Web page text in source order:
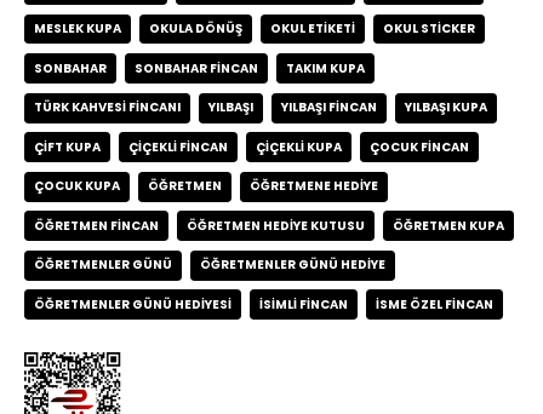
MESLEK KUPA OKULA DÖNÜŞ OKUL ETIKETI OKUL STICKER
SONBAHAR SONBAHAR FINCAN TAKIM KUPA
TÜRK KAHVESI FINCANI YILBAŞI YILBAŞI FINCAN YILBAŞI KUPA
ÇIFT KUPA ÇIÇEKLI FINCAN ÇIÇEKLI KUPA ÇOCUK FINCAN
ÇOCUK KUPA ÖĞRETMEN ÖĞRETMENE HEDIYE
ÖĞRETMEN FINCAN ÖĞRETMEN HEDIYE KUTUSU ÖĞRETMEN KUPA
ÖĞRETMENLER GÜNÜ ÖĞRETMENLER GÜNÜ HEDIYE
ÖĞRETMENLER GÜNÜ HEDIYESI İSIMLI FINCAN İSME ÖZEL FINCAN